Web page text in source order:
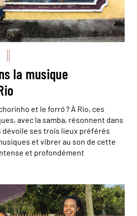
la musique
et le forró ? À Rio, ces
avec la samba, résonnent dans
dévoile ses trois lieux préférés
et vibrer au son de cette
et profondément